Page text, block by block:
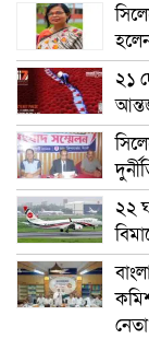
২১
২২
নেতা